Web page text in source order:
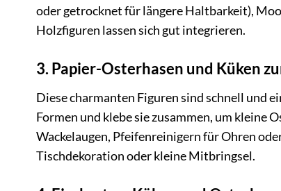
oder getrocknet für längere Haltbarkeit),
Holzfiguren lassen sich gut integrieren.
3. Papier-Osterhasen und Küken
Diese charmanten Figuren sind schnell und
Formen und klebe sie zusammen, um kleine
Wackelaugen, Pfeifenreinigern für Ohren
Tischdekoration oder kleine Mitbringsel.